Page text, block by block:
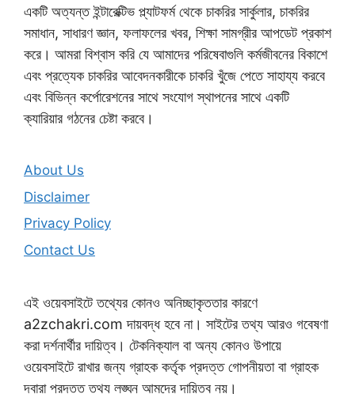
একটি অত্যন্ত ইন্টারেক্টিভ প্ল্যাটফর্ম থেকে চাকরির সার্কুলার, চাকরির
সমাধান, সাধারণ জ্ঞান, ফলাফলের খবর, শিক্ষা সামগ্রীর আপডেট প্রকাশ
করে। আমরা বিশ্বাস করি যে আমাদের পরিষেবাগুলি কর্মজীবনের বিকাশে
এবং প্রত্যেক চাকরির আবেদনকারীকে চাকরি খুঁজে পেতে সাহায্য করবে
এবং বিভিন্ন কর্পোরেশনের সাথে সংযোগ স্থাপনের সাথে একটি
ক্যারিয়ার গঠনের চেষ্টা করবে।
About Us
Disclaimer
Privacy Policy
Contact Us
এই ওয়েবসাইটে তথ্যের কোনও অনিচ্ছাকৃততার কারণে
a2zchakri.com দায়বদ্ধ হবে না। সাইটের তথ্য আরও গবেষণা
করা দর্শনার্থীর দায়িত্ব। টেকনিক্যাল বা অন্য কোনও উপায়ে
ওয়েবসাইটে রাখার জন্য গ্রাহক কর্তৃক প্রদত্ত গোপনীয়তা বা গ্রাহক
দ্বারা প্রদত্ত তথ্য লঙ্ঘন আমদের দায়িত্ব নয়।